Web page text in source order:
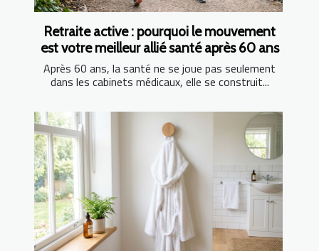
Retraite active : pourquoi le mouvement
est votre meilleur allié santé après 60 ans
Après 60 ans, la santé ne se joue pas seulement
dans les cabinets médicaux, elle se construit...